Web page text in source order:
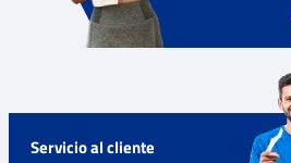
Servicio al cliente